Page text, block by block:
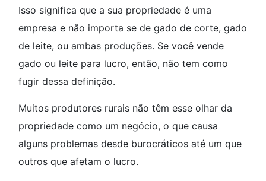
Isso significa que a sua propriedade é uma
empresa e não importa se de gado de corte, gado
de leite, ou ambas produções. Se você vende
gado ou leite para lucro, então, não tem como
fugir dessa definição.
Muitos produtores rurais não têm esse olhar da
propriedade como um negócio, o que causa
alguns problemas desde burocráticos até um que
outros que afetam o lucro.